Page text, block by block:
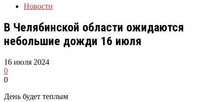
Новости
В Челябинской области ожидаются
небольшие дожди 16 июля
16 июля 2024
0
0
День будет теплым